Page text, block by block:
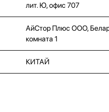
лит. Ю, офис 707
АйСтор Плюс ООО,
комната 1
КИТАЙ